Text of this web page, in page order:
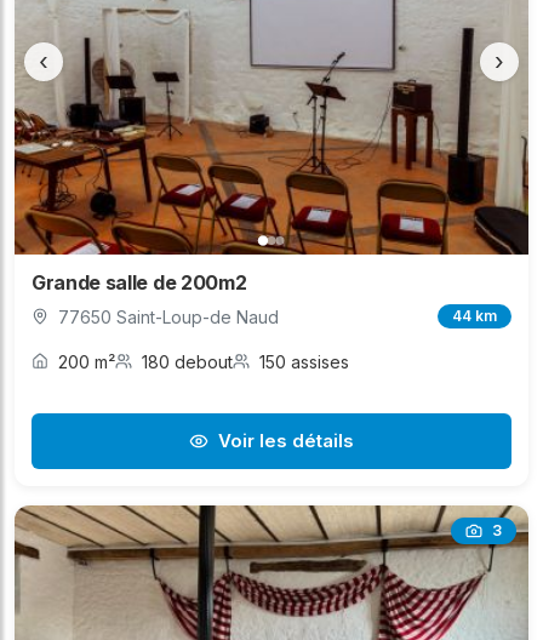
‹ ›
Grande salle de 200m2
77650 Saint-Loup-de Naud 44 km
200 m² 180 debout 150 assises
Voir les détails
3